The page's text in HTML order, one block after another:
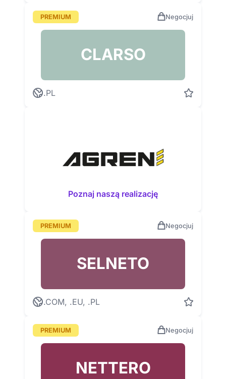
PREMIUM Negocjuj
CLARSO
.PL
Poznaj naszą realizację
PREMIUM Negocjuj
SELNETO
.COM, .EU, .PL
PREMIUM Negocjuj
NETTERO